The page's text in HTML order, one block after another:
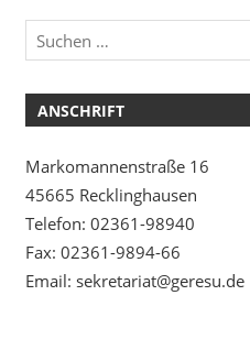
ANSCHRIFT
Markomannenstraße 16
45665 Recklinghausen
Telefon: 02361-98940
Fax: 02361-9894-66
Email: sekretariat@geresu.de